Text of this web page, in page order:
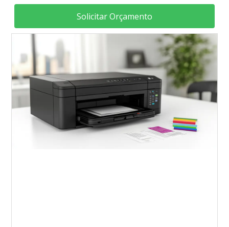
Solicitar Orçamento